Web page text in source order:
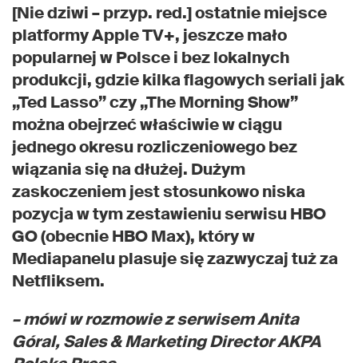
[Nie dziwi – przyp. red.] ostatnie miejsce
platformy Apple TV+, jeszcze mało
popularnej w Polsce i bez lokalnych
produkcji, gdzie kilka flagowych seriali jak
„Ted Lasso” czy „The Morning Show”
można obejrzeć właściwie w ciągu
jednego okresu rozliczeniowego bez
wiązania się na dłużej. Dużym
zaskoczeniem jest stosunkowo niska
pozycja w tym zestawieniu serwisu HBO
GO (obecnie HBO Max), który w
Mediapanelu plasuje się zazwyczaj tuż za
Netfliksem.
– mówi w rozmowie z serwisem Anita
Góral, Sales & Marketing Director AKPA